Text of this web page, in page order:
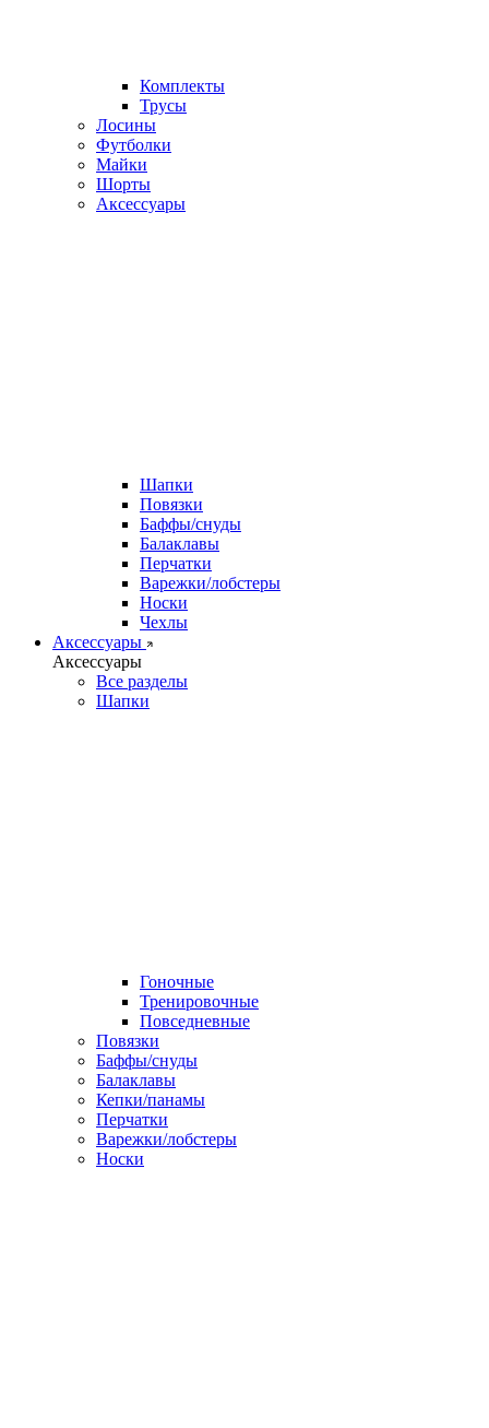
Комплекты
Трусы
Лосины
Футболки
Майки
Шорты
Аксессуары
Шапки
Повязки
Баффы/снуды
Балаклавы
Перчатки
Варежки/лобстеры
Носки
Чехлы
Аксессуары
Аксессуары
Все разделы
Шапки
Гоночные
Тренировочные
Повседневные
Повязки
Баффы/снуды
Балаклавы
Кепки/панамы
Перчатки
Варежки/лобстеры
Носки